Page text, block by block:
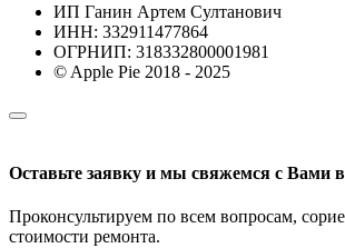
ИП Ганин Артем Султанович
ИНН: 332911477864
ОГРНИП: 318332800001981
© Apple Pie 2018 - 2025
Оставьте заявку и мы свяжемся с Вами
Проконсультируем по всем вопросам,
стоимости ремонта.